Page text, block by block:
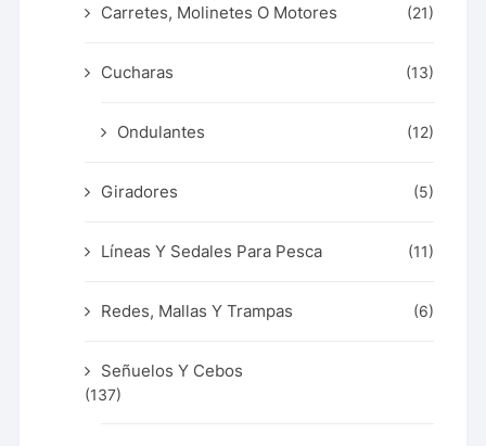
Carretes, Molinetes O Motores (21)
Cucharas (13)
Ondulantes (12)
Giradores (5)
Líneas Y Sedales Para Pesca (11)
Redes, Mallas Y Trampas (6)
Señuelos Y Cebos
(137)